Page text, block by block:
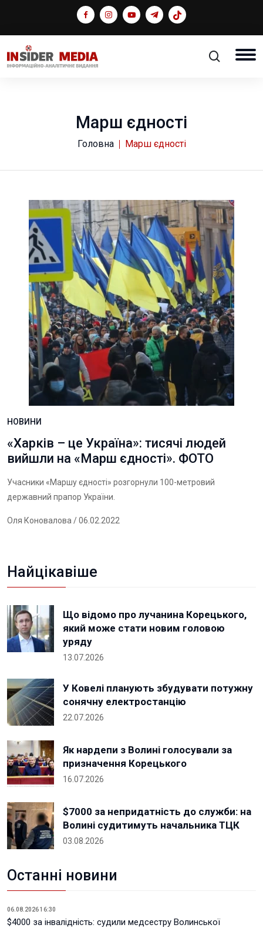
Марш єдності
Головна Марш єдності
НОВИНИ
«Харків – це Україна»: тисячі людей
вийшли на «Марш єдності». ФОТО
Учасники «Маршу єдності» розгорнули 100-метровий
державний прапор України.
Оля Коновалова / 06.02.2022
Найцікавіше
Що відомо про лучанина Корецького,
який може стати новим головою
уряду
13.07.2026
У Ковелі планують збудувати потужну
сонячну електростанцію
22.07.2026
Як нардепи з Волині голосували за
призначення Корецького
16.07.2026
$7000 за непридатність до служби: на
Волині судитимуть начальника ТЦК
03.08.2026
Останні новини
06.08.2026 16:30
$4000 за інвалідність: судили медсестру Волинської